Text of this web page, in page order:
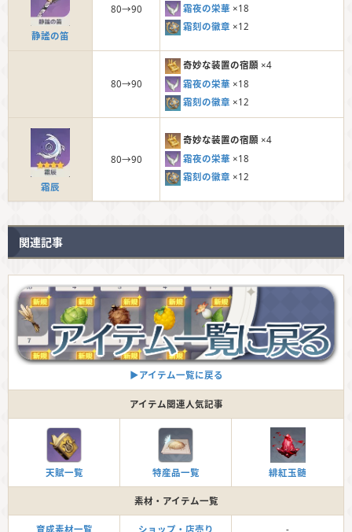
静謐の笛
80→90 霜夜の栄華 ×18
霜刻の徽章 ×12
80→90
奇妙な装置の宿願 ×4
霜夜の栄華 ×18
霜刻の徽章 ×12
霜辰
80→90
奇妙な装置の宿願 ×4
霜夜の栄華 ×18
霜刻の徽章 ×12
関連記事
▶︎アイテム一覧に戻る
アイテム関連人気記事
天賦一覧 特産品一覧 緋紅玉髄
素材・アイテム一覧
育成素材一覧 ショップ・店売り -